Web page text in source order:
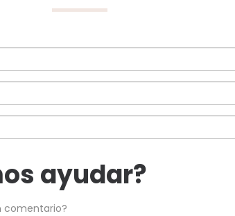
ayudar?
comentario?